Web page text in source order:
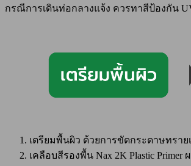
กรณีการเดินท่อกลางแจ้ง ควรทาสีป้องกัน
เตรียมพื้นผิว ด้วยการขัดกระดาษทรา
เคลือบสีรองพื้น Nax 2K Plastic